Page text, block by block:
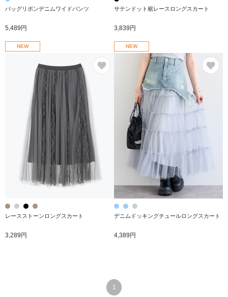
バッグリボンデニムワイドパンツ
5,489円
サテンドット裾レースロングスカート
3,839円
NEW
レースストーンロングスカート
3,289円
NEW
デニムドッキングチュールロングスカート
4,389円
1